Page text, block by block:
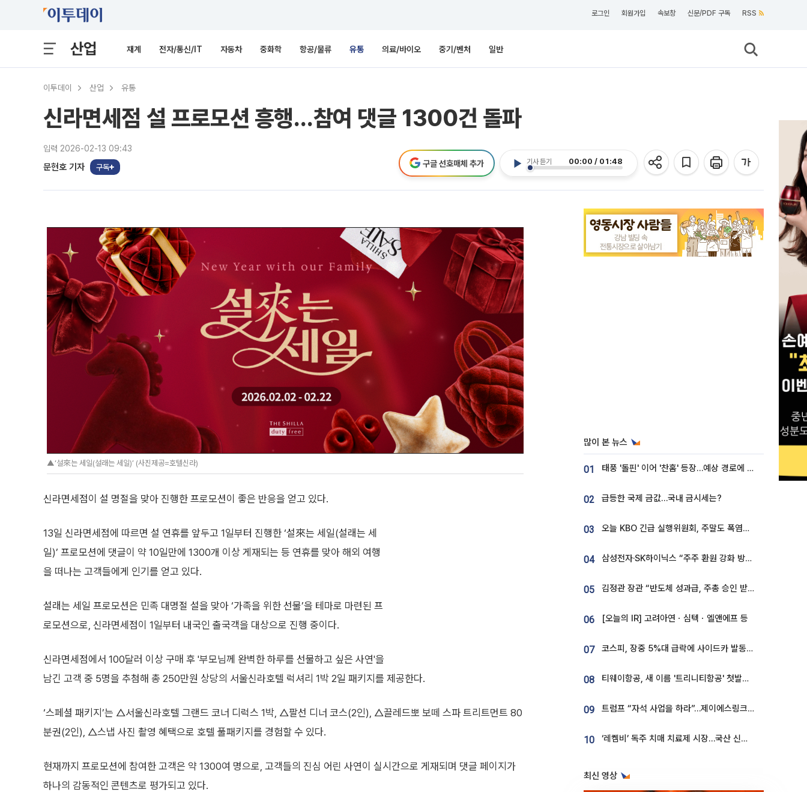
로그인 회원가입 속보창 신문/PDF 구독 RSS
산업 재계 전자/통신/IT 자동차 중화학 항공/물류 유통 의료/바이오 중기/벤처 일반
이투데이 산업 유통
신라면세점 설 프로모션 흥행…참여 댓글 1300건 돌파
입력 2026-02-13 09:43
문현호 기자 구독
기사 듣기 00:00 / 01:48
구글 선호매체 추가
▲‘설來는 세일(설래는 세일)’ (사진제공=호텔신라)
신라면세점이 설 명절을 맞아 진행한 프로모션이 좋은 반응을 얻고 있다.
13일 신라면세점에 따르면 설 연휴를 앞두고 1일부터 진행한 ‘설來는 세일(설래는 세
일)’ 프로모션에 댓글이 약 10일만에 1300개 이상 게재되는 등 연휴를 맞아 해외 여행
을 떠나는 고객들에게 인기를 얻고 있다.
설래는 세일 프로모션은 민족 대명절 설을 맞아 ‘가족을 위한 선물’을 테마로 마련된 프
로모션으로, 신라면세점이 1일부터 내국인 출국객을 대상으로 진행 중이다.
신라면세점에서 100달러 이상 구매 후 '부모님께 완벽한 하루를 선물하고 싶은 사연'을
남긴 고객 중 5명을 추첨해 총 250만원 상당의 서울신라호텔 럭셔리 1박 2일 패키지를 제공한다.
‘스페셜 패키지’는 △서울신라호텔 그랜드 코너 디럭스 1박, △팔선 디너 코스(2인), △끌레드뽀 보떼 스파 트리트먼트 80
분권(2인), △스냅 사진 촬영 혜택으로 호텔 풀패키지를 경험할 수 있다.
현재까지 프로모션에 참여한 고객은 약 1300여 명으로, 고객들의 진심 어린 사연이 실시간으로 게재되며 댓글 페이지가
하나의 감동적인 콘텐츠로 평가되고 있다.
많이 본 뉴스
01 태풍 '돌핀' 이어 '찬홈' 등장…예상 경로에 한국 '한숨'
02 급등한 국제 금값…국내 금시세는?
03 오늘 KBO 긴급 실행위원회, 주말도 폭염취소 될까
04 삼성전자·SK하이닉스 “주주 환원 강화 방안 마련”
05 김정관 장관 “반도체 성과급, 주총 승인 받도록”…상법·자본시장법 개정 시사
06 [오늘의 IR] 고려아연ㆍ심텍ㆍ엘앤에프 등
07 코스피, 장중 5%대 급락에 사이드카 발동…삼성·SK 동반 폭락
08 티웨이항공, 새 이름 '트리니티항공' 첫발…SSC 전략 본격화
09 트럼프 “자석 사업을 하라”…제이에스링크, 비중국 영구자석 공급망 구축 속도
10 ‘레켐비’ 독주 치매 치료제 시장…국산 신약 등장하나
최신 영상